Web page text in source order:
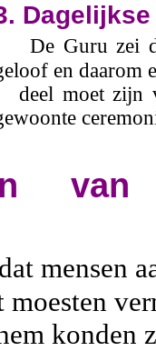
De Guru zei
en daarom
deel moet zijn
van
mensen
moesten